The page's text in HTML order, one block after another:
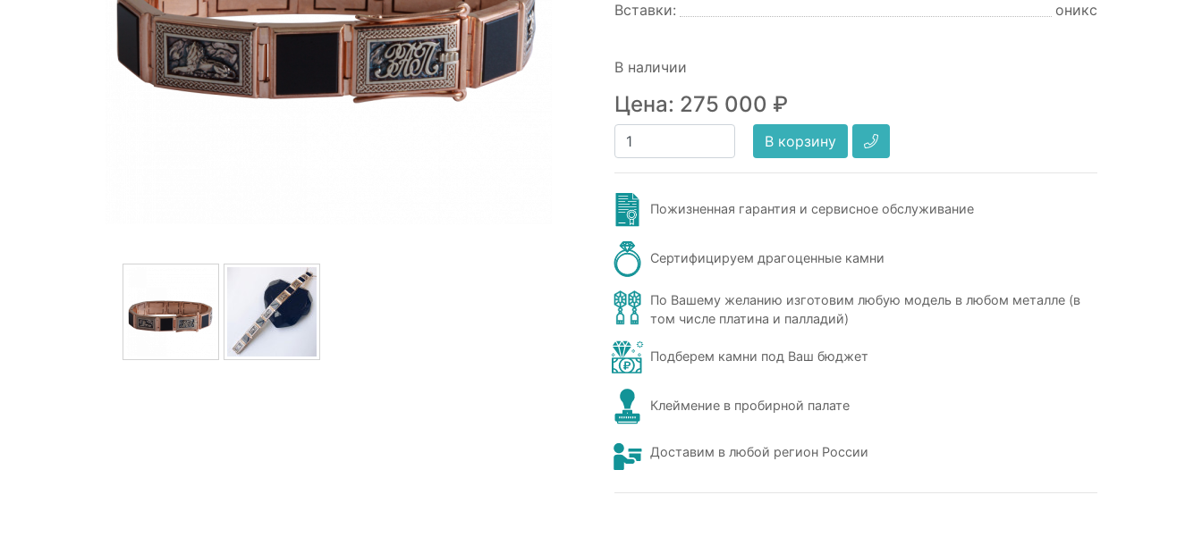
Вставки: оникс
В наличии
Цена: 275 000 ₽
В корзину
Пожизненная гарантия и сервисное обслуживание
Сертифицируем драгоценные камни
По Вашему желанию изготовим любую модель в любом металле (в
том числе платина и палладий)
Подберем камни под Ваш бюджет
Клеймение в пробирной палате
Доставим в любой регион России